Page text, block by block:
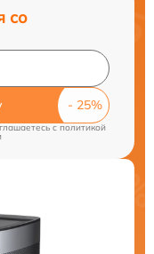
со
cполитикой